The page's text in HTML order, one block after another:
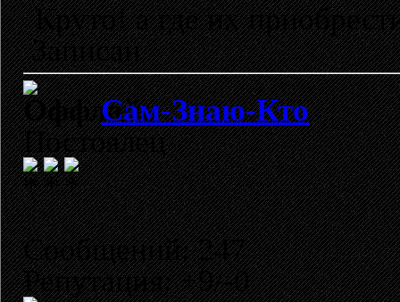
Круто! а где их
Записан
Сам-Знаю-Кто
Постоялец
Сообщений: 247
Репутация: +9/-0